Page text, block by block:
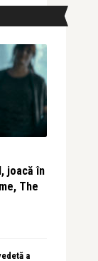
joacă în
The
a